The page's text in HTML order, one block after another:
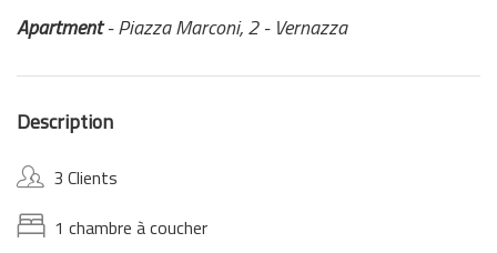
Apartment- Piazza Marconi, 2 - Vernazza
Description
3 Clients
1 chambre à coucher